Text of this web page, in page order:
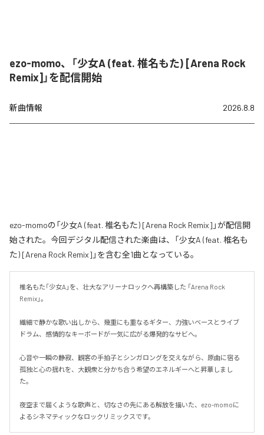
ezo-momo、「少女A (feat. 椎名もた) [Arena Rock
Remix]」を配信開始
新曲情報 2026.8.8
ezo-momoの「少女A (feat. 椎名もた) [Arena Rock Remix]」が配信開
始された。今回デジタル配信された楽曲は、「少女A (feat. 椎名も
た) [Arena Rock Remix]」を含む全1曲となっている。
椎名もた「少女A」を、壮大なアリーナロックへ再構築した 「Arena Rock
Remix」。
繊細で静かな歌い出しから、幾重にも重なるギター、力強いベースとライブ
ドラム、感情的なキーボードが一気に広がる爆発的なサビへ。
心音や一瞬の静寂、観客の手拍子とシンガロングを交えながら、原曲に宿る
孤独と心の揺れを、大観衆と分かち合う希望のエネルギーへと昇華しまし
た。
夜空まで届くような歌声と、切なさの先にある解放を描いた、ezo-momoに
よるシネマティックなロックリミックスです。